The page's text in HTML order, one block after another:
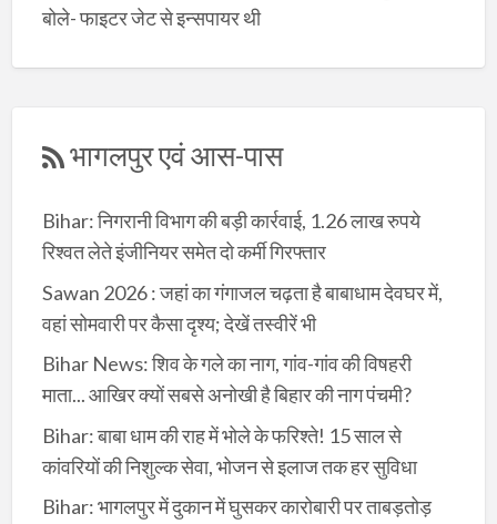
बोले- फाइटर जेट से इन्सपायर थी
भागलपुर एवं आस-पास
Bihar: निगरानी विभाग की बड़ी कार्रवाई, 1.26 लाख रुपये
रिश्वत लेते इंजीनियर समेत दो कर्मी गिरफ्तार
Sawan 2026 : जहां का गंगाजल चढ़ता है बाबाधाम देवघर में,
वहां सोमवारी पर कैसा दृश्य; देखें तस्वीरें भी
Bihar News: शिव के गले का नाग, गांव-गांव की विषहरी
माता... आखिर क्यों सबसे अनोखी है बिहार की नाग पंचमी?
Bihar: बाबा धाम की राह में भोले के फरिश्ते! 15 साल से
कांवरियों की निशुल्क सेवा, भोजन से इलाज तक हर सुविधा
Bihar: भागलपुर में दुकान में घुसकर कारोबारी पर ताबड़तोड़